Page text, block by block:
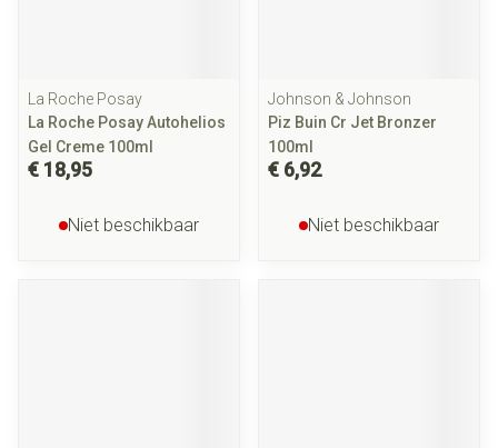
La Roche Posay
La Roche Posay Autohelios
Gel Creme 100ml
€ 18,95
Niet beschikbaar
Johnson & Johnson
Piz Buin Cr Jet Bronzer
100ml
€ 6,92
Niet beschikbaar